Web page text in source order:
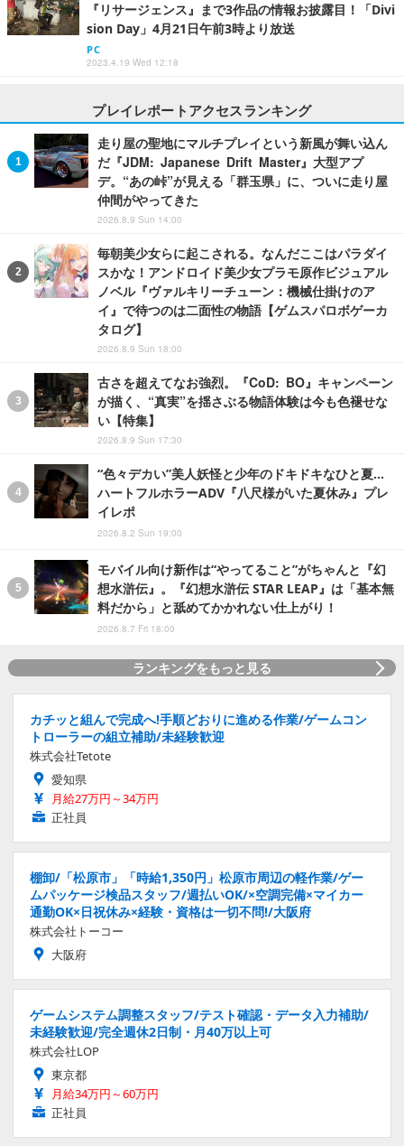
『リサージェンス』まで3作品の情報お披露目！「Divi
sion Day」4月21日午前3時より放送
PC
2023.4.19 Wed 12:18
プレイレポートアクセスランキング
走り屋の聖地にマルチプレイという新風が舞い込ん
だ『JDM: Japanese Drift Master』大型アプ
デ。“あの峠”が見える「群玉県」に、ついに走り屋
仲間がやってきた
2026.8.9 Sun 14:00
毎朝美少女らに起こされる。なんだここはパラダイ
スかな！アンドロイド美少女プラモ原作ビジュアル
ノベル『ヴァルキリーチューン：機械仕掛けのア
イ』で待つのは二面性の物語【ゲムスパロボゲーカ
タログ】
2026.8.9 Sun 18:00
古さを超えてなお強烈。『CoD: BO』キャンペーン
が描く、“真実”を揺さぶる物語体験は今も色褪せな
い【特集】
2026.8.9 Sun 17:30
“色々デカい”美人妖怪と少年のドキドキなひと夏…
ハートフルホラーADV『八尺様がいた夏休み』プレ
イレポ
2026.8.2 Sun 19:00
モバイル向け新作は“やってること”がちゃんと『幻
想水滸伝』。『幻想水滸伝 STAR LEAP』は「基本無
料だから」と舐めてかかれない仕上がり！
2026.8.7 Fri 18:00
ランキングをもっと見る
カチッと組んで完成へ!手順どおりに進める作業/ゲームコン
トローラーの組立補助/未経験歓迎
株式会社Tetote
愛知県
月給27万円～34万円
正社員
棚卸/「松原市」「時給1,350円」松原市周辺の軽作業/ゲー
ムパッケージ検品スタッフ/週払いOK/×空調完備×マイカー
通勤OK×日祝休み×経験・資格は一切不問!/大阪府
株式会社トーコー
大阪府
ゲームシステム調整スタッフ/テスト確認・データ入力補助/
未経験歓迎/完全週休2日制・月40万以上可
株式会社LOP
東京都
月給34万円～60万円
正社員